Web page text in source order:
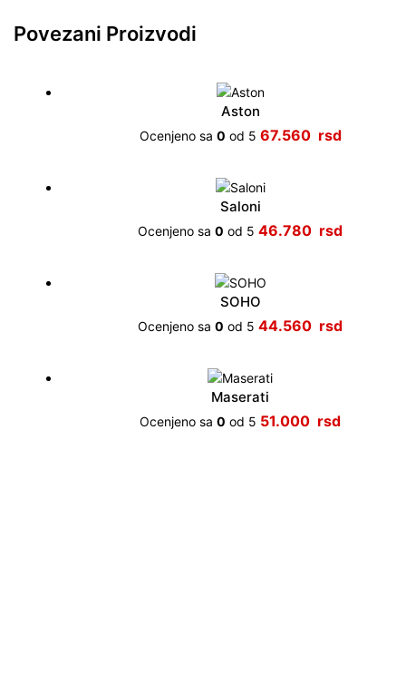
Povezani Proizvodi
Aston
Ocenjeno sa 0 od 5 67.560
Saloni
Ocenjeno sa0 od 5 46.780
SOHO
Ocenjeno sa0 od 5 44.560
Maserati
Ocenjeno sa0 od 5 51.000